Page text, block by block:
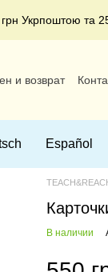
грн Укрпоштою та
и возврат
Español
В наличии